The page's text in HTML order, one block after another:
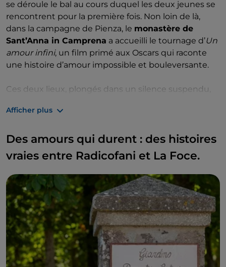
se déroule le bal au cours duquel les deux jeunes se
rencontrent pour la première fois. Non loin de là,
dans la campagne de Pienza, le monastère de
Sant’Anna in Camprena a accueilli le tournage d’Un
amour infini, un film primé aux Oscars qui raconte
une histoire d’amour impossible et bouleversante.
Ces deux lieux, plongés dans un silence suspendu,
qui recherchent un voyage dans le temps et dans
pas ressentir la magie d'une terre qui ne cesse de
faire tomber les gens amoureux.
Afficher plus
Des amours qui durent : des histoires
vraies entre Radicofani et La Foce.